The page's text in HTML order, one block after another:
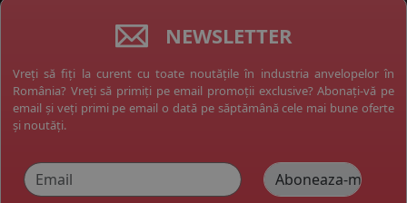
NEWSLETTER
Vreți să fiți la curent cu toate noutățile în industria anvelopelor în
România? Vreți să primiți pe email promoții exclusive? Abonați-vă pe
email și veți primi pe email o dată pe săptămână cele mai bune oferte
și noutăți.